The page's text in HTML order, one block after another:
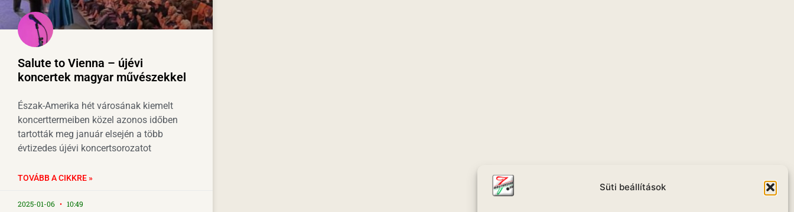
Süti beállítások
Salute to Vienna – újévi
koncertek magyar művészekkel
Észak-Amerika hét városának kiemelt
koncerttermeiben közel azonos időben
tartották meg január elsején a több
évtizedes újévi koncertsorozatot
TOVÁBB A CIKKRE »
2025-01-06 10:49